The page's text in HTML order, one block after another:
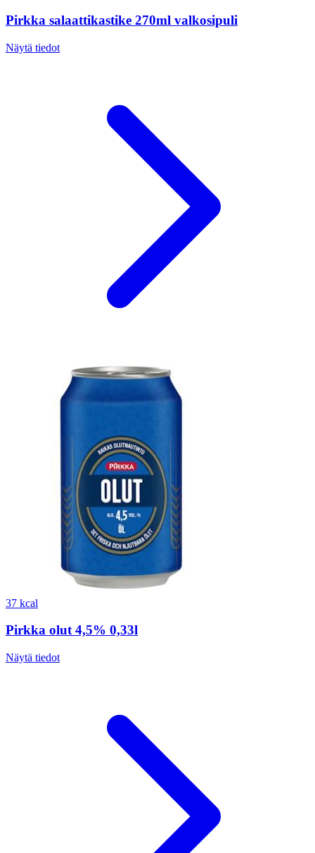
Pirkka salaattikastike 270ml valkosipuli
Näytä tiedot
37 kcal
Pirkka olut 4,5% 0,33l
Näytä tiedot